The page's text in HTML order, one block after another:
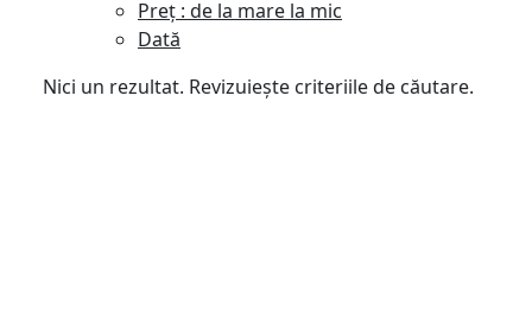
Preț : de la mare la mic
Dată
Nici un rezultat. Revizuiește criteriile de căutare.